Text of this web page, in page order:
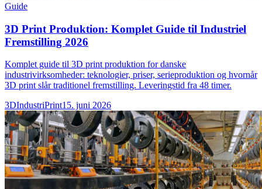
Guide
3D Print Produktion: Komplet Guide til Industriel
Fremstilling 2026
Komplet guide til 3D print produktion for danske
industrivirksomheder: teknologier, priser, serieproduktion og hvornår
3D print slår traditionel fremstilling. Leveringstid fra 48 timer.
3DIndustriPrint15. juni 2026